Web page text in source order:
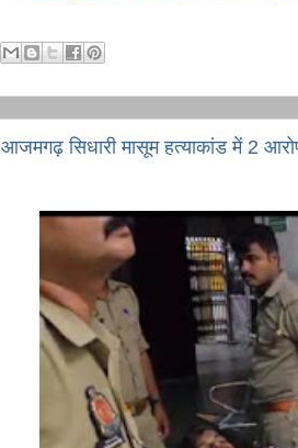
आजमगढ़ सिधारी मासूम हत्याकांड में 2